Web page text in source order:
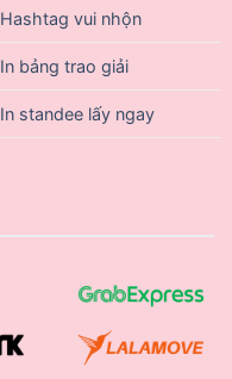
Hashtag vui nhộn
In bảng trao giải
In standee lấy ngay